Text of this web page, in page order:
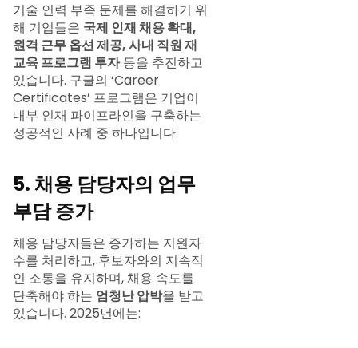
기술 인력 부족 문제를 해결하기 위
해 기업들은 국제 인재 채용 확대,
원격 근무 옵션 제공, 사내 직원 재
교육 프로그램 투자등을 추진하고
있습니다. 구글의 ‘Career
Certificates’ 프로그램은 기업이
내부 인재 파이프라인을 구축하는
성공적인 사례 중 하나입니다.
5. 채용 담당자의 업무
부담 증가
채용 담당자들은 증가하는 지원자
수를 처리하고, 후보자와의 지속적
인 소통을 유지하며, 채용 속도를
단축해야 하는 엄청난 압박을 받고
있습니다. 2025년에는: